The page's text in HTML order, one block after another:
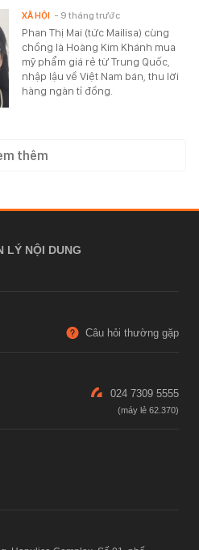
Phan Thị Mai (tức Mailisa) cùng
chồng là Hoàng Kim Khánh mua
mỹ phẩm giá rẻ từ Trung Quốc,
nhập lậu về Việt Nam bán, thu lời
hàng ngàn tỉ đồng.
XÃ HỘI - 9 tháng trước
thêm
LÝ NỘI DUNG
Câu hỏi thường gặp
024 7309 5555